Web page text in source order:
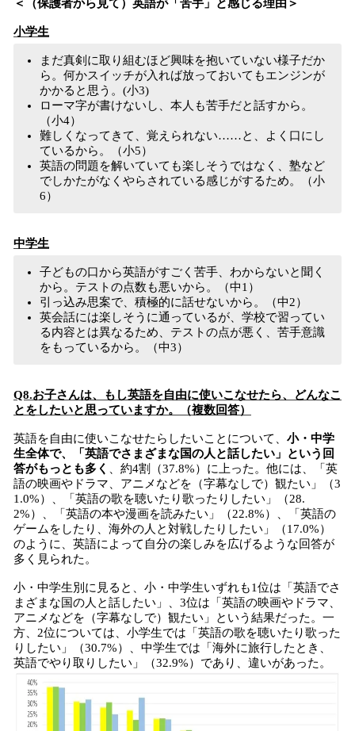
＜（保護者から見て）英語が「苦手」と感じる理由＞
小学生
まだ真剣に取り組むほど興味を抱いていない様子だか
ら。何かスイッチが入れば放っておいてもエンジンが
かかると思う。(小3)
ローマ字が書けないし、本人も苦手だと話すから。
（小4）
難しくなってきて、覚えられない……と、よく口にし
ているから。（小5）
英語の問題を解いていても楽しそうではなく、塾など
でしかたがなくやらされている感じがするため。（小
6）
中学生
子どもの口から英語がすごく苦手、わからないと聞く
から。テストの点数も悪いから。（中1）
引っ込み思案で、積極的に話せないから。（中2）
英会話には楽しそうに通っているが、学校で習ってい
る内容とは異なるため、テストの点が悪く、苦手意識
をもっているから。（中3）
Q8.お子さんは、もし英語を自由に使いこなせたら、どんなこ
とをしたいと思っていますか。（複数回答）
英語を自由に使いこなせたらしたいことについて、 小・中学
生全体で、「英語でさまざまな国の人と話したい」という回
答がもっとも多く
、約4割（37.8%）に上った。他には、「英
語の映画やドラマ、アニメなどを（字幕なしで）観たい」（3
1.0%）、「英語の歌を聴いたり歌ったりしたい」（28.
2%）、「英語の本や漫画を読みたい」（22.8%）、「英語の
ゲームをしたり、海外の人と対戦したりしたい」（17.0%）
のように、英語によって自分の楽しみを広げるような回答が
多く見られた。
小・中学生別に見ると、小・中学生いずれも1位は「英語でさ
まざまな国の人と話したい」、3位は「英語の映画やドラマ、
アニメなどを（字幕なしで）観たい」という結果だった。一
方、2位については、小学生では「英語の歌を聴いたり歌った
りしたい」（30.7%）、中学生では「海外に旅行したとき、
英語でやり取りしたい」（32.9%）であり、違いがあった。